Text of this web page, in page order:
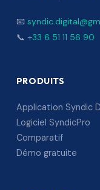
📧
📞 +33 6 51 11 56 90
PRODUITS
Application Syndic
Logiciel SyndicPro
Comparatif
Démo gratuite